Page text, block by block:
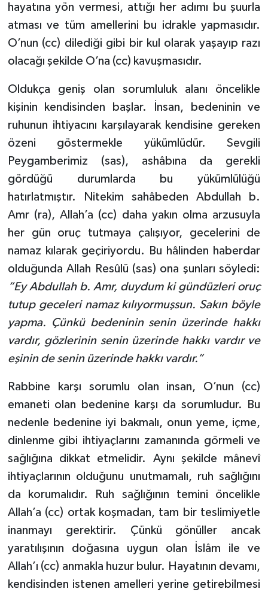
hayatına yön vermesi, attığı her adımı bu şuurla
atması ve tüm amellerini bu idrakle yapmasıdır.
O’nun (cc) dilediği gibi bir kul olarak yaşayıp razı
olacağı şekilde O’na (cc) kavuşmasıdır.
Oldukça geniş olan sorumluluk alanı öncelikle
kişinin kendisinden başlar. İnsan, bedeninin ve
ruhunun ihtiyacını karşılayarak kendisine gereken
özeni göstermekle yükümlüdür. Sevgili
Peygamberimiz (sas), ashâbına da gerekli
gördüğü durumlarda bu yükümlülüğü
hatırlatmıştır. Nitekim sahâbeden Abdullah b.
Amr (ra), Allah’a (cc) daha yakın olma arzusuyla
her gün oruç tutmaya çalışıyor, gecelerini de
namaz kılarak geçiriyordu. Bu hâlinden haberdar
olduğunda Allah Resûlü (sas) ona şunları söyledi:
“Ey Abdullah b. Amr, duydum ki gündüzleri oruç
tutup geceleri namaz kılıyormuşsun. Sakın böyle
yapma. Çünkü bedeninin senin üzerinde hakkı
vardır, gözlerinin senin üzerinde hakkı vardır ve
eşinin de senin üzerinde hakkı vardır.”
Rabbine karşı sorumlu olan insan, O’nun (cc)
emaneti olan bedenine karşı da sorumludur. Bu
nedenle bedenine iyi bakmalı, onun yeme, içme,
dinlenme gibi ihtiyaçlarını zamanında görmeli ve
sağlığına dikkat etmelidir. Aynı şekilde mânevî
ihtiyaçlarının olduğunu unutmamalı, ruh sağlığını
da korumalıdır. Ruh sağlığının temini öncelikle
Allah’a (cc) ortak koşmadan, tam bir teslimiyetle
inanmayı gerektirir. Çünkü gönüller ancak
yaratılışının doğasına uygun olan İslâm ile ve
Allah’ı (cc) anmakla huzur bulur. Hayatının devamı,
kendisinden istenen amelleri yerine getirebilmesi